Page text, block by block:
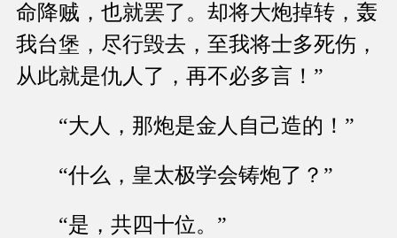
命降贼，也就罢了。却将大炮掉转，轰
我台堡，尽行毁去，至我将士多死伤，
从此就是仇人了，再不必多言！”
“大人，那炮是金人自己造的！”
“什么，皇太极学会铸炮了？”
“是，共四十位。”